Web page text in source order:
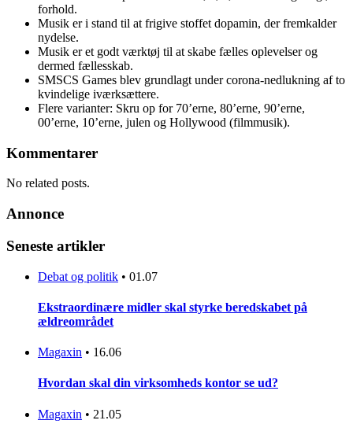
forhold.
Musik er i stand til at frigive stoffet dopamin, der fremkalder
nydelse.
Musik er et godt værktøj til at skabe fælles oplevelser og
dermed fællesskab.
SMSCS Games blev grundlagt under corona-nedlukning af to
kvindelige iværksættere.
Flere varianter: Skru op for 70’erne, 80’erne, 90’erne,
00’erne, 10’erne, julen og Hollywood (filmmusik).
Kommentarer
No related posts.
Annonce
Seneste artikler
Debat og politik • 01.07
Ekstraordinære midler skal styrke beredskabet på
ældreområdet
Magaxin • 16.06
Hvordan skal din virksomheds kontor se ud?
Magaxin • 21.05